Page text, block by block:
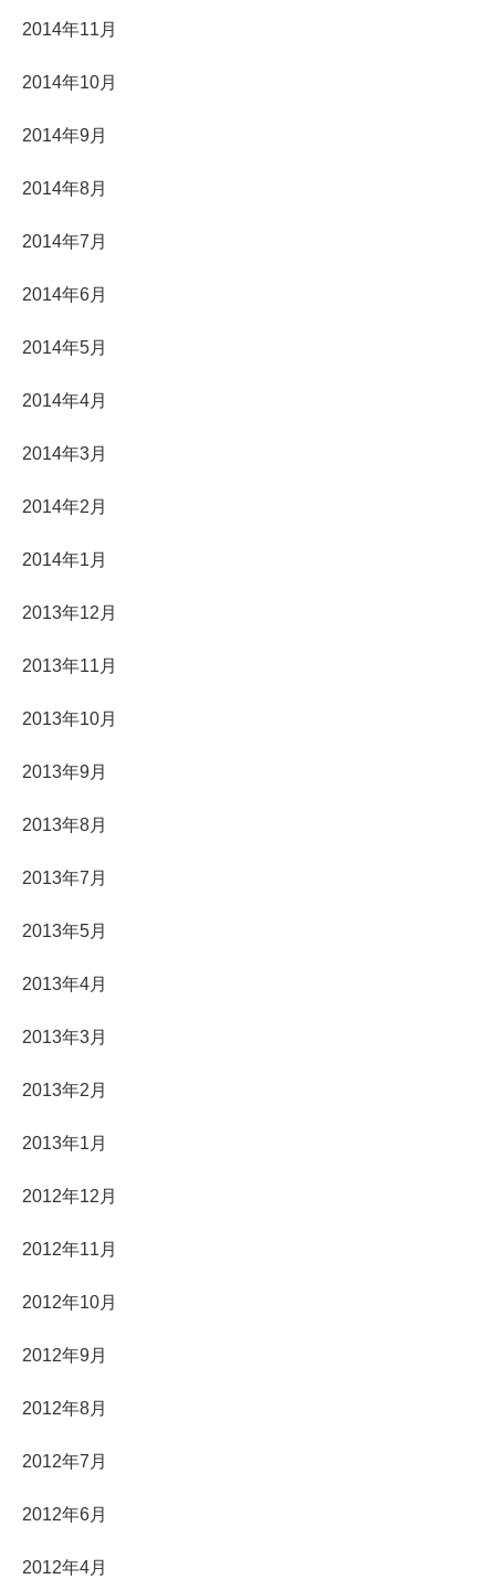
2014年11月
2014年10月
2014年9月
2014年8月
2014年7月
2014年6月
2014年5月
2014年4月
2014年3月
2014年2月
2014年1月
2013年12月
2013年11月
2013年10月
2013年9月
2013年8月
2013年7月
2013年5月
2013年4月
2013年3月
2013年2月
2013年1月
2012年12月
2012年11月
2012年10月
2012年9月
2012年8月
2012年7月
2012年6月
2012年4月